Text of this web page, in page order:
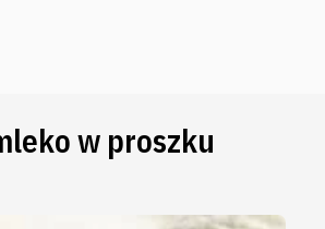
w proszku